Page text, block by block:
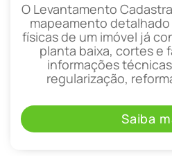
O Levantamento
mapeamento
físicas de um imóvel já
planta baixa, cortes e
informações
regularização,
Saiba